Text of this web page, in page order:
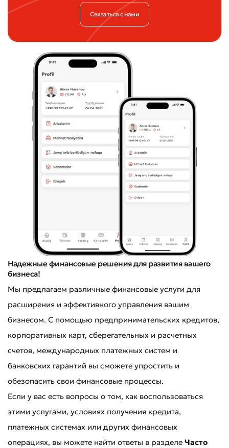
Связаться с нами
Надежные финансовые решения для развития вашего
бизнеса!
Мы предлагаем различные финансовые услуги для
расширения и эффективного управления вашим
бизнесом. С помощью предпринимательских кредитов,
корпоративных карт, сберегательных и расчетных
счетов, международных платежных систем и
банковских гарантий вы сможете упростить и
обезопасить свои финансовые процессы.
Если у вас есть вопросы о том, как воспользоваться
этими услугами, условиях получения кредита,
платежных системах или других финансовых
операциях, вы можете найти ответы в разделе Часто